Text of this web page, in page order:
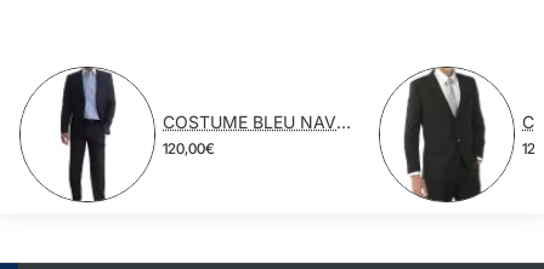
COSTUME BLEU NAVY POLYESTER VISCOSE
120,00€